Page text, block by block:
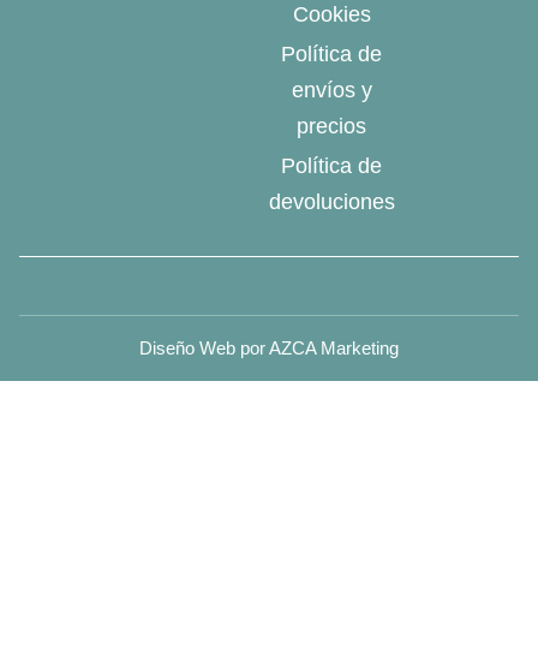
Cookies
Política de
envíos y
precios
Política de
devoluciones
Diseño Web por AZCA Marketing